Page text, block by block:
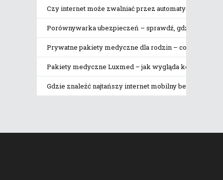
Czy internet może zwalniać przez automatyczne
Porównywarka ubezpieczeń – sprawdź, gdzie
Prywatne pakiety medyczne dla rodzin – co obejmują
Pakiety medyczne Luxmed – jak wygląda korzystanie
Gdzie znaleźć najtańszy internet mobilny bez limitu